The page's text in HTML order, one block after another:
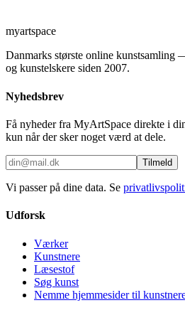
myartspace
Danmarks største online kunstsamling
og kunstelskere siden 2007.
Nyhedsbrev
Få nyheder fra MyArtSpace direkte i
kun når der sker noget værd at dele.
Tilmeld
Vi passer på dine data. Se
Udforsk
Værker
Kunstnere
Læsestof
Søg kunst
Nemme hjemmesider til